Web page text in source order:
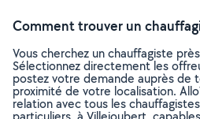
Comment trouver un
Vous cherchez un chauffagiste
Sélectionnez directement les
postez votre demande auprès de
proximité de votre localisation.
relation avec tous les